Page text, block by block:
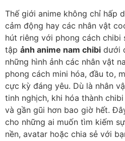
Thế giới anime không chỉ hấp
cảm động hay các nhân vật
hút riêng với phong cách chibi
tập ảnh anime nam chibi dưới
những hình ảnh các nhân vật
phong cách mini hóa, đầu to,
cực kỳ đáng yêu. Dù là nhân
tinh nghịch, khi hóa thành
và gần gũi hơn bao giờ hết.
cho những ai muốn tìm kiếm
nền, avatar hoặc chia sẻ với